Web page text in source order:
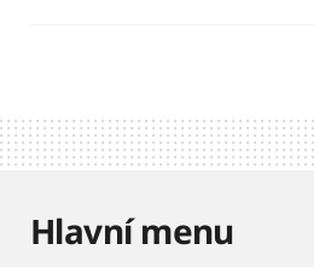
Hlavní menu